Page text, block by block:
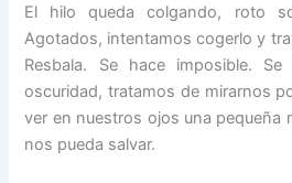
El hilo queda colgando, roto
Agotados, intentamos cogerlo y
Resbala. Se hace imposible.
oscuridad, tratamos de mirarnos
ver en nuestros ojos una pequeña
nos pueda salvar.